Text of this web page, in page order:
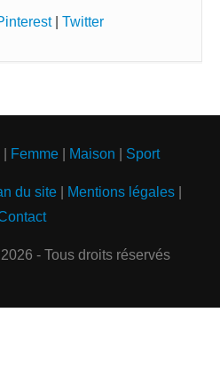
| Twitter
Femme Maison Sport
du site Mentions légales
- Tous droits réservés